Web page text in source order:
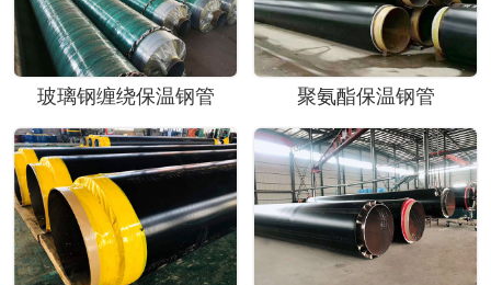
玻璃钢缠绕保温钢管 聚氨酯保温钢管